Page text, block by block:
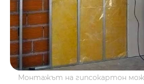
Монтажът на гипсокартон